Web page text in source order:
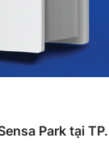
Park tại